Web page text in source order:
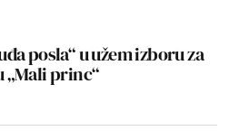
posla“ u užem izboru za
princ“